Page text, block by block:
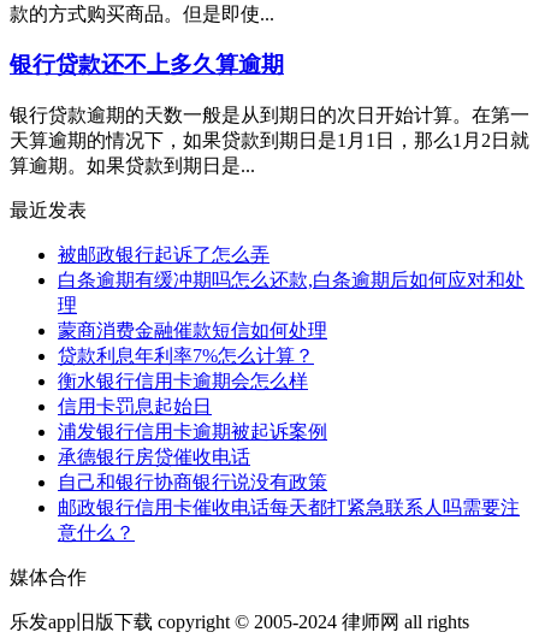
款的方式购买商品。但是即使...
银行贷款还不上多久算逾期
银行贷款逾期的天数一般是从到期日的次日开始计算。在第一
天算逾期的情况下，如果贷款到期日是1月1日，那么1月2日就
算逾期。如果贷款到期日是...
最近发表
被邮政银行起诉了怎么弄
白条逾期有缓冲期吗怎么还款,白条逾期后如何应对和处
理
蒙商消费金融催款短信如何处理
贷款利息年利率7%怎么计算？
衡水银行信用卡逾期会怎么样
信用卡罚息起始日
浦发银行信用卡逾期被起诉案例
承德银行房贷催收电话
自己和银行协商银行说没有政策
邮政银行信用卡催收电话每天都打紧急联系人吗需要注
意什么？
媒体合作
乐发app旧版下载 copyright © 2005-2024 律师网 all rights